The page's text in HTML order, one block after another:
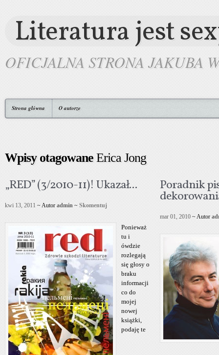
Literatura jest
OFICJALNA STRONA JAKUBA
Strona główna O autorze
Wpisy otagowaneErica Jong
„RED” (3/2010-11)! Ukazał...
kwi 13, 2011 ~ Autor admin ~ Skomentuj
Ponieważ
tu i
ówdzie
rozlegają
się głosy o
braku
informacji
co do
mojej
nowej
książki,
podaję te
Poradnik
mar 01, 2010 ~ Autor